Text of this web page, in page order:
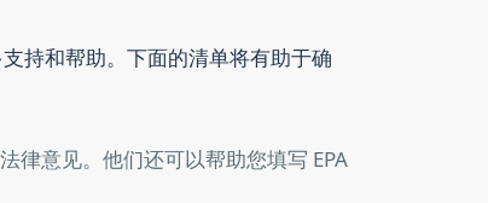
持和帮助。下面的清单将有助于确
律意见。他们还可以帮助您填写 EPA